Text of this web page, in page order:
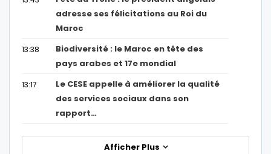
adresse ses félicitations au Roi du
Maroc
13:38
Biodiversité : le Maroc en tête des
pays arabes et 17e mondial
13:17
Le CESE appelle à améliorer la qualité
des services sociaux dans son
rapport…
Afficher Plus